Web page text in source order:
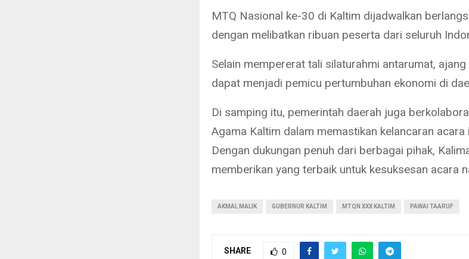
MTQ Nasional ke-30 di Kaltim dijadwalkan
dengan melibatkan ribuan peserta dari seluruh
Selain mempererat tali silaturahmi antarumat,
dapat menjadi pemicu pertumbuhan ekonomi di
Di samping itu, pemerintah daerah juga
Agama Kaltim dalam memastikan kelancaran acara
Dengan dukungan penuh dari berbagai pihak,
memberikan yang terbaik untuk kesuksesan acara
AKMAL MALIK GUBERNUR KALTIM MTQN XXX KALTIM PAWAI TAARUF
SHARE 0